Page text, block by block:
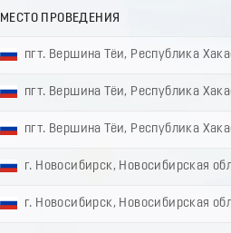
МЕСТО ПРОВЕДЕНИЯ
пгт. Вершина Тёи, Республика
пгт. Вершина Тёи, Республика
пгт. Вершина Тёи, Республика
г. Новосибирск, Новосибирская
г. Новосибирск, Новосибирская